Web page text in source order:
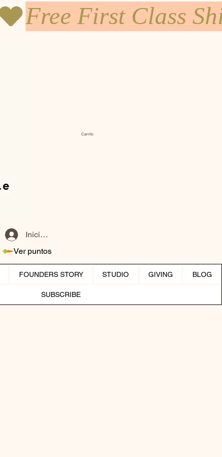
Iniciar sesión
Ver puntos
Carrito
FOUNDERS STORY STUDIO GIVING BLOG
SUBSCRIBE